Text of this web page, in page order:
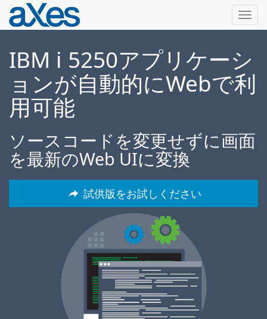
ナ
ビ
ー
シ
ョ
ン
り
替
IBM i 5250アプリケーシ
ョンが自動的にWebで利
用可能
ソースコードを変更せずに画面
を最新のWeb UIに変換
試供版をお試しください